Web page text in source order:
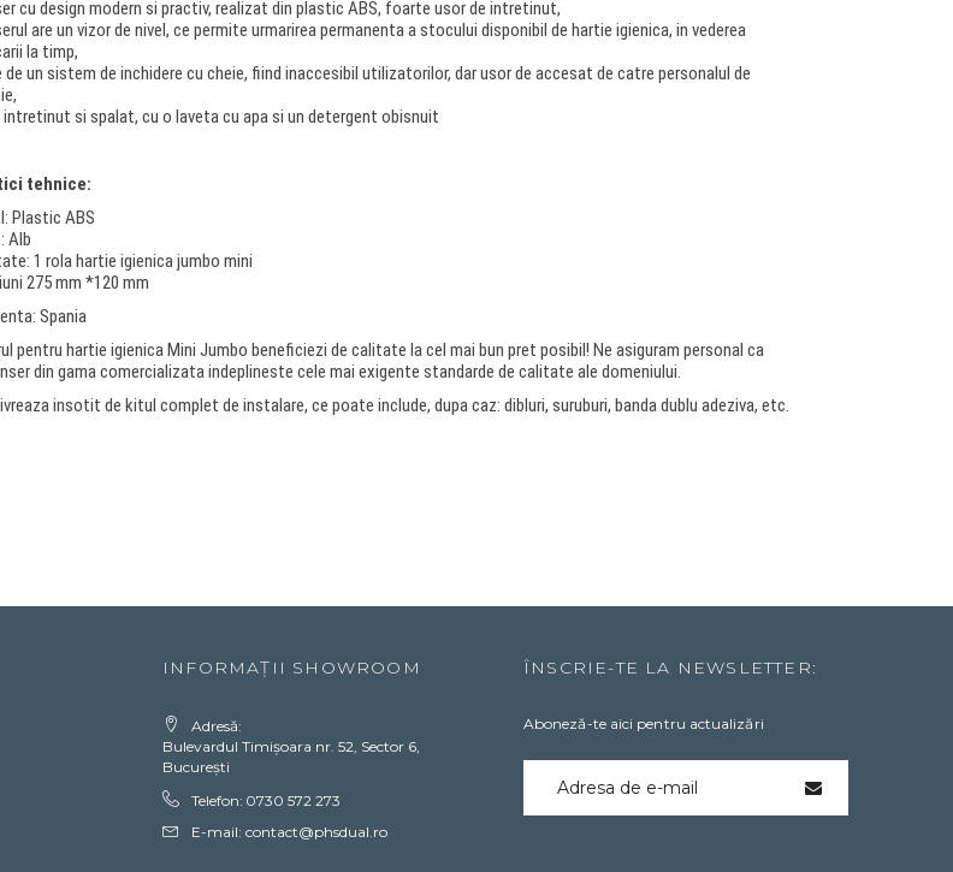
cu design modern si practiv, realizat din plastic ABS, foarte usor de intretinut,
are un vizor de nivel, ce permite urmarirea permanenta a stocului disponibil de hartie igienica, in vederea
la timp,
de un sistem de inchidere cu cheie, fiind inaccesibil utilizatorilor, dar usor de accesat de catre personalul de
intretinut si spalat, cu o laveta cu apa si un detergent obisnuit
tehnice:
Plastic ABS
Alb
1 rola hartie igienica jumbo mini
275 mm *120 mm
Spania
pentru hartie igienica Mini Jumbo beneficiezi de calitate la cel mai bun pret posibil! Ne asiguram personal ca
din gama comercializata indeplineste cele mai exigente standarde de calitate ale domeniului.
insotit de kitul complet de instalare, ce poate include, dupa caz: dibluri, suruburi, banda dublu adeziva, etc.
INFORMAȚII SHOWROOM
Adresă:
Bulevardul Timișoara nr. 52, Sector 6,
București
Telefon: 0730 572 273
E-mail: contact@phsdual.ro
ÎNSCRIE-TE LA NEWSLETTER:
Aboneză-te aici pentru actualizări